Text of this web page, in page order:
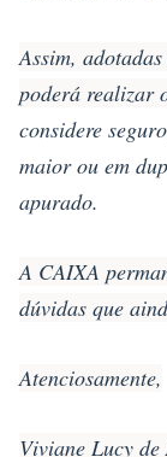
Assim,
poderá realizar
considere
maior ou em
apurado.
A CAIXA
dúvidas que
Atenciosamente,
Viviane Lucy de